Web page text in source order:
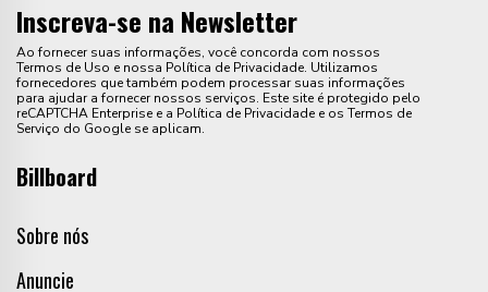
Inscreva-se na Newsletter
Ao fornecer suas informações, você concorda com nossos
Termos de Uso e nossa Política de Privacidade. Utilizamos
fornecedores que também podem processar suas informações
para ajudar a fornecer nossos serviços. Este site é protegido pelo
reCAPTCHA Enterprise e a Política de Privacidade e os Termos de
Serviço do Google se aplicam.
Billboard
Sobre nós
Anuncie